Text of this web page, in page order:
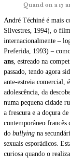
Quand on a 17
André Téchiné é mais
Silvestres, 1994), o
internacionalmente –
Preferida, 1993) –
ans , estreado na
passado, tendo agora
ante-estreia comercial,
adolescência, da
numa pequena cidade
a frescura e a doçura
contemporâneo francês
do bullying na
sexuais esporádicos.
curiosa quando o